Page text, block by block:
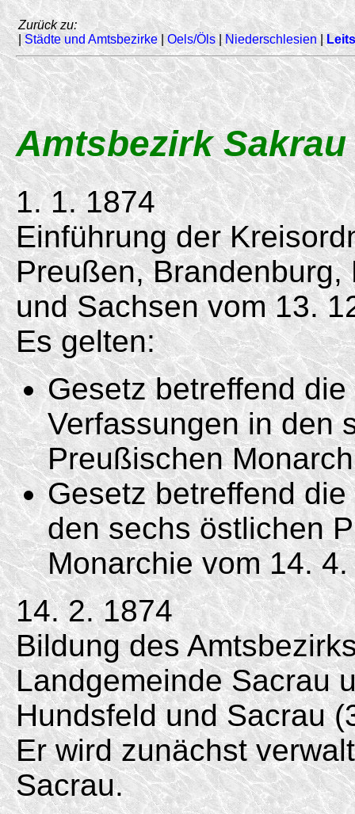
Zurück zu:
| Städte und Amtsbezirke|Oels/Öls| Niederschlesien|
Amtsbezirk Sakrau
1. 1. 1874
Einführung der
Preußen,
und Sachsen vom13.
Es gelten:
Gesetz betreffend
Verfassungen in den
Preußischen
Gesetz betreffend
den sechs östlichen
Monarchie vom14.
14. 2. 1874
Bildung des
Landgemeinde Sacrau
Hundsfeld und Sacrau
Er wird zunächst
Sacrau.